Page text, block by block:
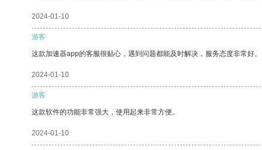
2024-01-10
游客
这款加速器app的客服很贴心，遇到问题都能及时解决，服务态度非常好。
2024-01-10
游客
这款软件的功能非常强大，使用起来非常方便。
2024-01-10